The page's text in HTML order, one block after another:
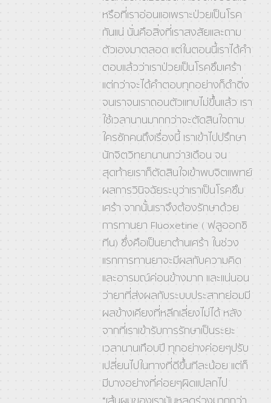
หรือที่เราอ่อนแอเพราะป่วยเป็นโรค
กันแน่ นั่นคือสิ่งที่เราสงสัยและถาม
ตัวเองมาตลอด แต่ในตอนนี้เราได้คำ
ตอบแล้วว่าเราป่วยเป็นโรคซึมเศร้า
แต่กว่าจะได้คำตอบทุกอย่างก็ดำดิ่ง
จนเราจนเราถอนตัวแทบไม่ขึ้นแล้ว เรา
ใช้เวลานานมากกว่าจะตัดสินใจถาม
ใครซักคนถึงเรื่องนี้ เราเข้าไปปรึกษา
นักจิตวิทยานานกว่า3เดือน จน
สุดท้ายเราก็ตัดสินใจเข้าพบจิตแพทย์
ผลการวินิจฉัยระบุว่าเราเป็นโรคซึม
เศร้า จากนั้นเราจึงต้องรักษาด้วย
การทานยา Fluoxetine ( ฟลูออกซิ
ทีน) ซึ่งคือเป็นยาต้านเศร้า ในช่วง
แรกการทานยาจะมีผลกับความคิด
และอารมณ์ค่อนข้างมาก และแน่นอน
ว่ายาที่ส่งผลกับระบบประสาทย่อมมี
ผลข้างเคียงที่หลีกเลี่ยงไม่ได้ หลัง
จากที่เราเข้ารับการรักษาเป็นระยะ
เวลานานเกือบปี ทุกอย่างค่อยๆปรับ
เปลี่ยนไปในทางที่ดีขึ้นทีละน้อย แต่ก็
มีบางอย่างที่ค่อยๆผิดแปลกไป